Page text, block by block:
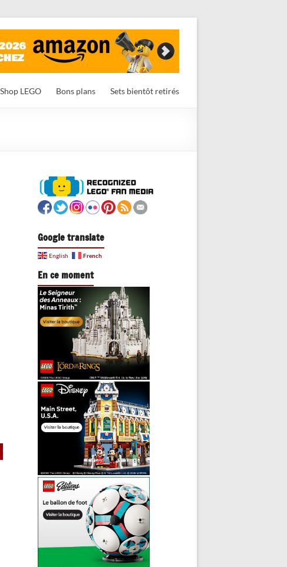
Shop LEGO Bons plans Sets bientôt retirés
Google translate
English French
En ce moment